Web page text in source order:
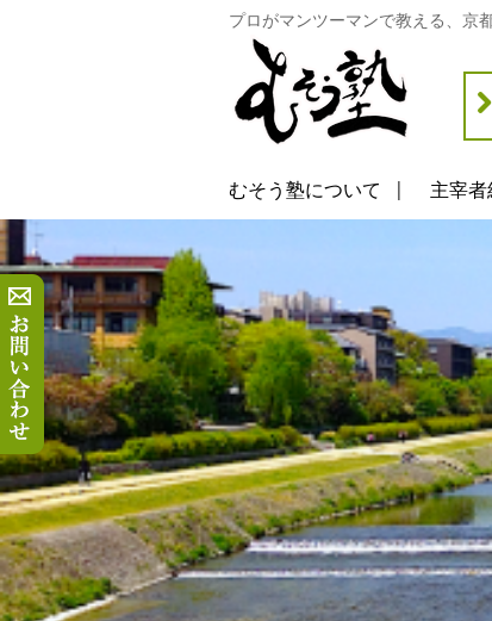
プロがマンツーマンで教える、京
むそう塾について 主宰者